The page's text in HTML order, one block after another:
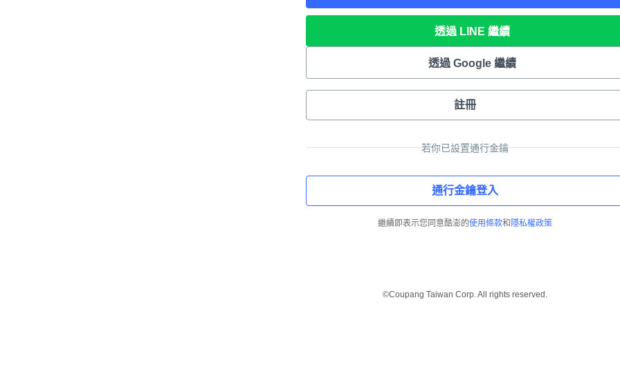
透過 LINE 繼續
透過 Google 繼續
註冊
若你已設置通行金鑰
通行金鑰登入
繼續即表示您同意酷澎的使用條款和 隱私權政策
©Coupang Taiwan Corp. All rights reserved.